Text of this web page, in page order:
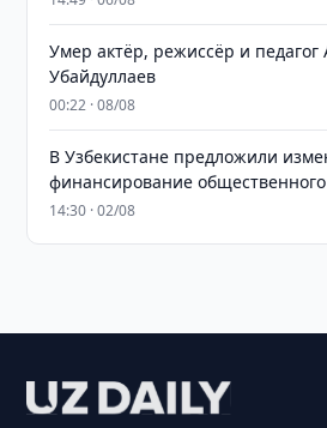
Умер актёр, режиссёр и педагог
Убайдуллаев
00:22 · 08/08
В Узбекистане предложили
финансирование
14:30 · 02/08